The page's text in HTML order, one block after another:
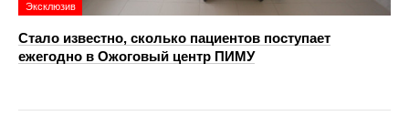
Эксклюзив
Стало известно, сколько пациентов поступает
ежегодно в Ожоговый центр ПИМУ